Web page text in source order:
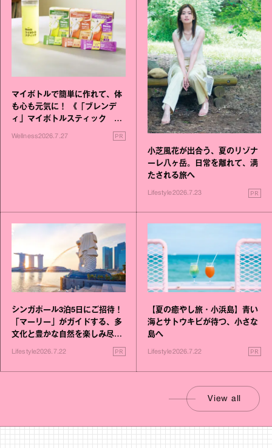
マイボトルで簡単に作れて、体
も心も元気に！ 《「ブレンデ
ィ」マイボトルスティック い
いこと毎日》シリーズが誕生
Wellness2026.7.27 PR
小芝風花が出合う、夏のリゾナ
ーレ八ヶ岳。日常を離れて、満
たされる旅へ
Lifestyle2026.7.23 PR
シンガポール3泊5日にご招待！
「マーリー」がガイドする、多
文化と豊かな自然を楽しみ尽く
Lifestyle2026.7.22 PR
【夏の癒やし旅・小浜島】青い
海とサトウキビが待つ、小さな
島へ
Lifestyle2026.7.22 PR
View all